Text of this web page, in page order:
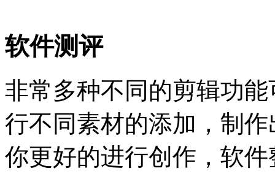
软件测评
非常多种不同的剪辑功
行不同素材的添加，制
你更好的进行创作，软